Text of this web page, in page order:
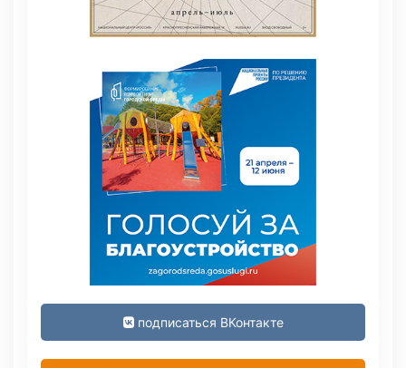
подписаться ВКонтакте